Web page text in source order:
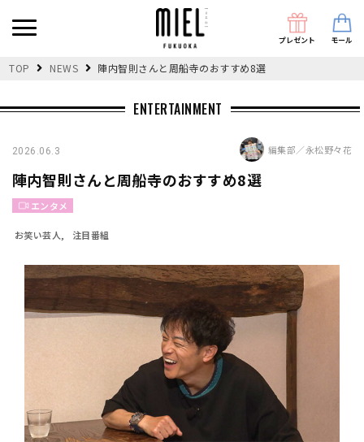
プレゼント モール
TOP NEWS 陣内智則さんと周船寺のおすすめ8選
ENTERTAINMENT
2026.06.3 編集部／永松野々花
陣内智則さんと周船寺のおすすめ8選
エンタメ
お笑い芸人 注目番組